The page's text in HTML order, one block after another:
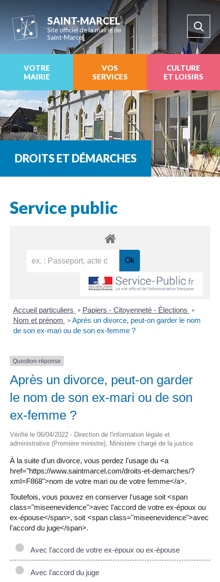
SAINT-MARCEL
Site officiel de la mairie de
Saint-Marcel
VOTRE
MAIRIE
VOS
SERVICES
CULTURE
ET LOISIRS
DROITS ET DÉMARCHES
Service public
Accueil particuliers > Papiers - Citoyenneté - Élections >
Nom et prénom > Après un divorce, peut-on garder le nom
de son ex-mari ou de son ex-femme ?
Question-réponse
Après un divorce, peut-on garder
le nom de son ex-mari ou de son
ex-femme ?
Vérifié le 06/04/2022 - Direction de l'information légale et
administrative (Première ministre), Ministère chargé de la justice
À la suite d'un divorce, vous perdez l'usage du <a
href="https://www.saintmarcel.com/droits-et-demarches/?
xml=F868">nom de votre mari ou de votre femme</a>.
Toutefois, vous pouvez en conserver l'usage soit <span
class="miseenevidence">avec l'accord de votre ex-époux ou
ex-épouse</span>, soit <span class="miseenevidence">avec
l'accord du juge</span>.
Avec l'accord de votre ex-époux ou ex-épouse
Avec l'accord du juge